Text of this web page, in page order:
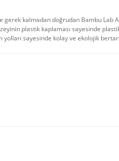
gerek kalmadan doğrudan Bambu Lab
plastik kaplaması sayesinde
sayesinde kolay ve ekolojik